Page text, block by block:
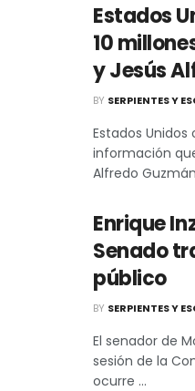
Estados
10
y Jesús
BY SERPIENTES Y
Estados
información
Alfredo
Enrique
Senado
público
BY SERPIENTES Y
El senador de
sesión de la
ocurre ...